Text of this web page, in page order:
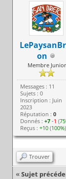
on
Membre Junior
Messages : 11
Sujets : 0
Inscription : Juin
2023
Réputation :0
Donnés :+7 -1 (
Reçus :+10 (100%)
Trouver
« Sujet